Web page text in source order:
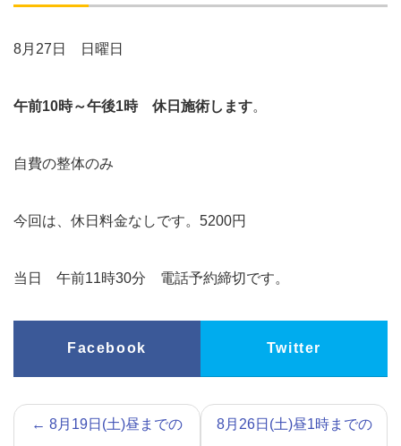
8月27日 日曜日
午前10時～午後1時 休日施術します。
自費の整体のみ
今回は、休日料金なしです。5200円
当日 午前11時30分 電話予約締切です。
Facebook Twitter
← 8月19日(土)昼までの
8月26日(土)昼1時までの